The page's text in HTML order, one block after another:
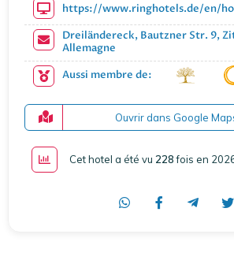
https://www.ringhotels.de/en/
Dreiländereck, Bautzner Str. 9,
Allemagne
Aussi membre de:
Ouvrir dans Google
Cet hotel a été vu 228fois en